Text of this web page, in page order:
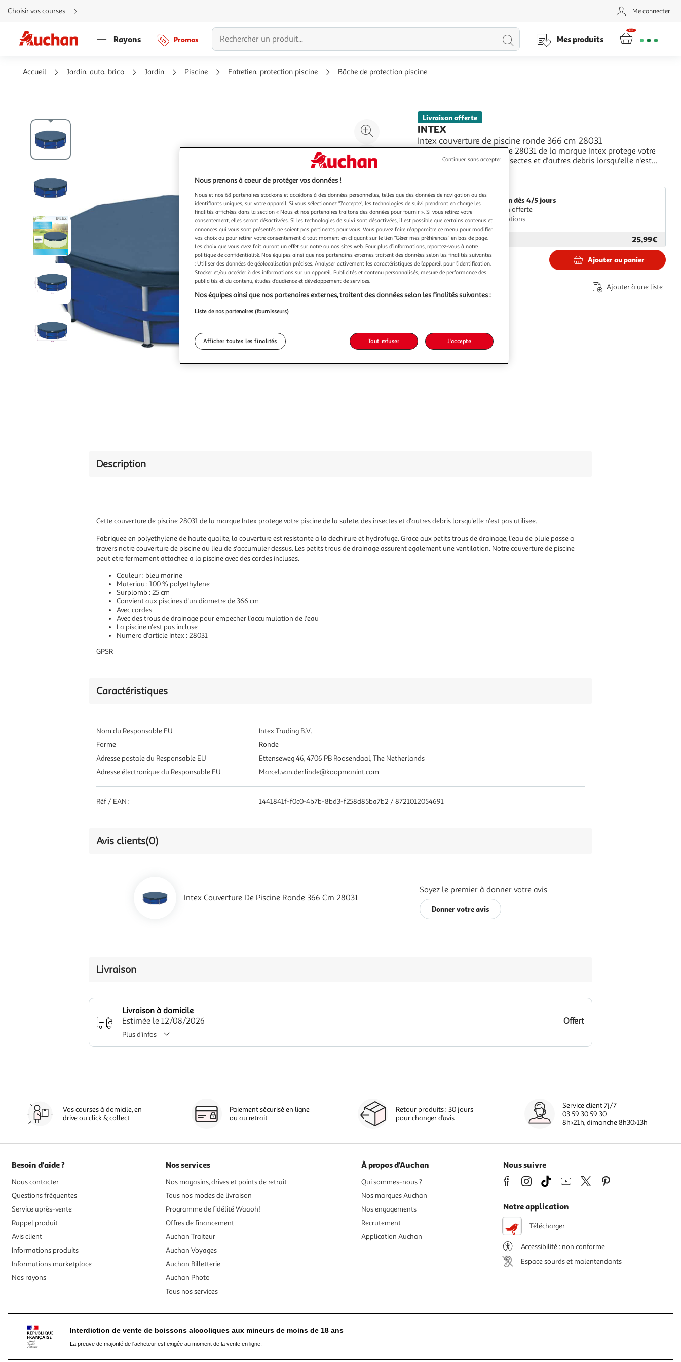
Aller
directement
au
Aller
directement
à
Aller
directement
besoin
Choisir vos courses Me connecter
Rayons Promos
Lancer
Mes produits
Accueil Jardin, auto, brico Jardin Piscine Entretien, protection piscine Bâche de protection piscine
Agrandir
l'illustration
à
200%
Réduire
l'illustration
100
%
le
produit
Livraison offerte
INTEX
Intex couverture de piscine ronde 366 cm 28031
Cette couverture de piscine 28031 de la marque Intex protege votre
piscine de la salete, des insectes et d'autres debris lorsqu'elle n'est
trous de drainage, l'eau de
Livraison dès 4/5 jours
Livraison offerte
Plus d'options
Vendu par VidaXL 25,99€
25,99€
Ajouter au panier
Ajouter à une liste
Description
Cette couverture de piscine 28031 de la marque Intex protege votre piscine de la salete, des insectes et d'autres debris lorsqu'elle n'est pas utilisee.
Fabriquee en polyethylene de haute qualite, la couverture est resistante a la dechirure et hydrofuge. Grace aux petits trous de drainage, l'eau de pluie passe a
travers notre couverture de piscine au lieu de s'accumuler dessus. Les petits trous de drainage assurent egalement une ventilation. Notre couverture de piscine
peut etre fermement attachee a la piscine avec des cordes incluses.
Couleur : bleu marine
Materiau : 100 % polyethylene
Surplomb : 25 cm
Convient aux piscines d'un diametre de 366 cm
Avec cordes
Avec des trous de drainage pour empecher l'accumulation de l'eau
La piscine n'est pas incluse
Numero d'article Intex : 28031
GPSR
Caractéristiques
Nom du Responsable EU
Intex Trading B.V.
Forme
Ronde
Adresse postale du Responsable EU
Ettenseweg 46, 4706 PB Roosendaal, The Netherlands
Adresse électronique du Responsable EU
Marcel.van.der.linde@koopmanint.com
Réf / EAN : 1441841f-f0c0-4b7b-8bd3-f258d85ba7b2 / 8721012054691
Avis clients(0)
Intex Couverture De Piscine Ronde 366 Cm 28031
Soyez le premier à donner votre avis
Donner votre avis
Livraison
Livraison à domicile
Estimée le 12/08/2026
Offert
Plus d'infos
Vos courses à domicile, en
drive ou click & collect
Paiement sécurisé en ligne
ou au retrait
Retour produits : 30 jours
pour changer d’avis
Service client 7j/7
03 59 30 59 30
8h>21h, dimanche 8h30>13h
Besoin d'aide ?
Nous contacter
Questions fréquentes
Service après-vente
Rappel produit
Avis client
Informations produits
Informations marketplace
Nos rayons
Nos services
Nos magasins, drives et points de retrait
Tous nos modes de livraison
Programme de fidélité Waaoh!
Offres de financement
Auchan Traiteur
Auchan Voyages
Auchan Billetterie
Auchan Photo
Tous nos services
À propos d'Auchan
Qui sommes-nous ?
Nos marques Auchan
Nos engagements
Recrutement
Application Auchan
Nous suivre
Notre application
Télécharger
Accessibilité : non conforme
Espace sourds et malentendants
Interdiction de vente de boissons alcooliques aux mineurs de moins de 18 ans
La preuve de majorité de l'acheteur est exigée au moment de la vente en ligne.
Nous prenons à coeur de protéger vos données !
Nous et nos 68 partenaires stockons et accédons à des données personnelles, telles que des données de navigation ou des
identifiants uniques, sur votre appareil. Si vous sélectionnez "J'accepte", les technologies de suivi prendront en charge les
finalités affichées dans la section « Nous et nos partenaires traitons des données pour fournir ». Si vous retirez votre
consentement, elles seront désactivées. Si les technologies de suivi sont désactivées, il est possible que certains contenus et
annonces qui vous sont présentés ne soient pas pertinents pour vous. Vous pouvez faire réapparaître ce menu pour modifier
vos choix ou pour retirer votre consentement à tout moment en cliquant sur le lien "Gérer mes préférences" en bas de page.
Les choix que vous avez fait auront un effet sur notre ou nos sites web. Pour plus d’informations, reportez-vous à notre
politique de confidentialité. Nos équipes ainsi que nos partenaires externes traitent des données selon les finalités suivantes
: Utiliser des données de géolocalisation précises. Analyser activement les caractéristiques de l’appareil pour l’identification.
Stocker et/ou accéder à des informations sur un appareil. Publicités et contenu personnalisés, mesure de performance des
publicités et du contenu, études d’audience et développement de services.
Nos équipes ainsi que nos partenaires externes, traitent des données selon les finalités suivantes :
Liste de nos partenaires (fournisseurs)
Afficher toutes les finalités Tout refuser J'accepte
Continuer sans accepter